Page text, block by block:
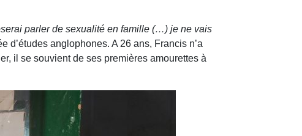
parler de sexualité en famille (…) je ne vais
anglophones. A 26 ans, Francis n’a
il se souvient de ses premières amourettes à